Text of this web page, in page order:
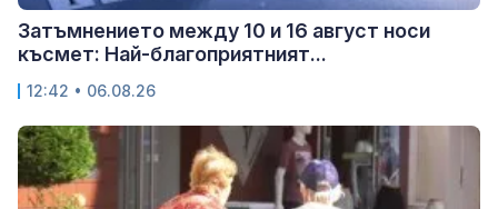
Затъмнението между 10 и 16 август носи
късмет: Най-благоприятният...
12:42 • 06.08.26